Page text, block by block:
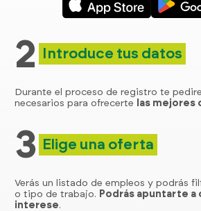
2 Introduce tus datos
Durante el proceso de registro te
necesarios para ofrecerte
las
3 Elige una oferta
Verás un listado de empleos y podrás
o tipo de trabajo. Podrás apuntarte
interese.